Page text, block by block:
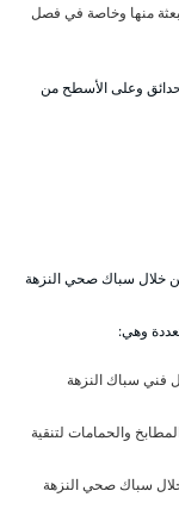
منها وخاصة في فصل
وعلى الأسطح من
خلال سباك صحي النزهة
وهي:
فني سباك النزهة
والحمامات لتنقية
سباك صحي النزهة